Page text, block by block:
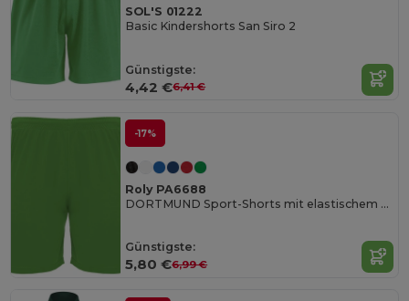
SOL'S 01222
Basic Kindershorts San Siro 2
Günstigste:
4,42 €6,41 €
-17%
Roly PA6688
DORTMUND Sport-Shorts mit elastischem Bund und innenliegendem Kordelzug und Sicherheitsnähten
Günstigste:
5,80 €6,99 €